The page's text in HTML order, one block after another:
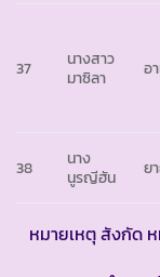
37
นางสาว
มาซิลา
อ
38
นาง
นูรญีฮัน
ย
หมายเหตุ สังกัด